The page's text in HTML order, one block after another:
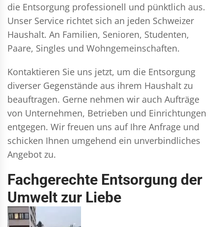
die Entsorgung professionell und pünktlich aus.
Unser Service richtet sich an jeden Schweizer
Haushalt. An Familien, Senioren, Studenten,
Paare, Singles und Wohngemeinschaften.
Kontaktieren Sie uns jetzt, um die Entsorgung
diverser Gegenstände aus ihrem Haushalt zu
beauftragen. Gerne nehmen wir auch Aufträge
von Unternehmen, Betrieben und Einrichtungen
entgegen. Wir freuen uns auf Ihre Anfrage und
schicken Ihnen umgehend ein unverbindliches
Angebot zu.
Fachgerechte Entsorgung der
Umwelt zur Liebe